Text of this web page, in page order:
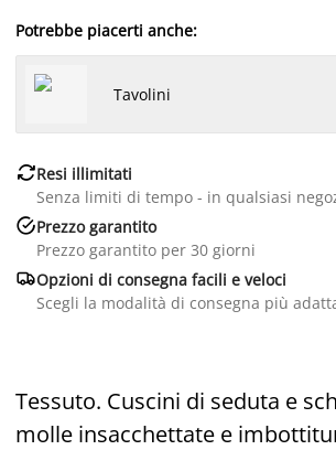
Potrebbe piacerti anche:
Tavolini
Resi illimitati
Senza limiti di tempo - in qualsiasi
Prezzo garantito
Prezzo garantito per 30 giorni
Opzioni di consegna facili e veloci
Scegli la modalità di consegna più
Tessuto. Cuscini di seduta e
molle insacchettate e